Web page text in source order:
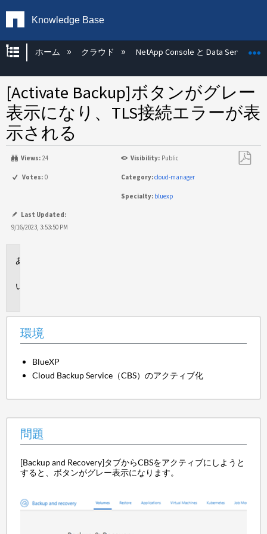
Knowledge Base
グローバル階層を展開/折りたたむ
ホーム クラウド NetApp Console と Data Services
[Activate Backup]ボタンがグレー
表示になり、TLS接続エラーが表
示される
Views: 24 Visibility: Public
Votes: 0 Category:cloud-manager
Specialty: bluexp
Last Updated:
9/16/2023, 3:53:50 PM
環境
BlueXP
Cloud Backup Service（CBS）のアクティブ化
問題
[Backup and Recovery]タブからCBSをアクティブにしようと
すると、ボタンがグレー表示になります。